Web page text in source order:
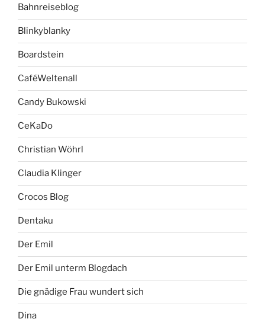
Bahnreiseblog
Blinkyblanky
Boardstein
CaféWeltenall
Candy Bukowski
CeKaDo
Christian Wöhrl
Claudia Klinger
Crocos Blog
Dentaku
Der Emil
Der Emil unterm Blogdach
Die gnädige Frau wundert sich
Dina